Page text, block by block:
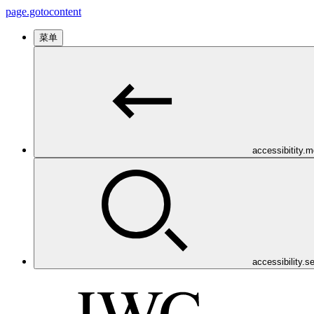
page.gotocontent
菜单